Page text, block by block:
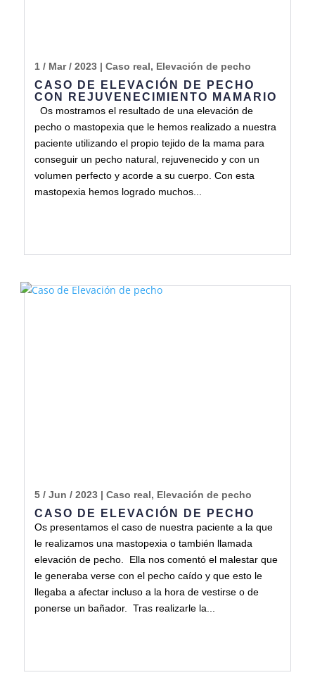
CASO DE ELEVACIÓN DE PECHO
CON REJUVENECIMIENTO MAMARIO
1 / Mar / 2023| Caso real, Elevación de pecho
Os mostramos el resultado de una elevación de
pecho o mastopexia que le hemos realizado a nuestra
paciente utilizando el propio tejido de la mama para
conseguir un pecho natural, rejuvenecido y con un
volumen perfecto y acorde a su cuerpo. Con esta
mastopexia hemos logrado muchos...
CASO DE ELEVACIÓN DE PECHO
5 / Jun / 2023| Caso real, Elevación de pecho
Os presentamos el caso de nuestra paciente a la que
le realizamos una mastopexia o también llamada
elevación de pecho. Ella nos comentó el malestar que
le generaba verse con el pecho caído y que esto le
llegaba a afectar incluso a la hora de vestirse o de
ponerse un bañador. Tras realizarle la...